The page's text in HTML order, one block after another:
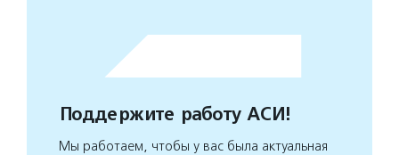
Поддержите работу АСИ!
Мы работаем, чтобы у вас была актуальная